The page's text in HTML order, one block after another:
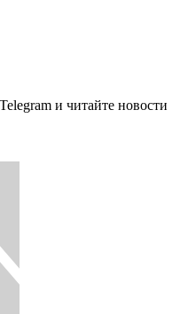
и читайте новости